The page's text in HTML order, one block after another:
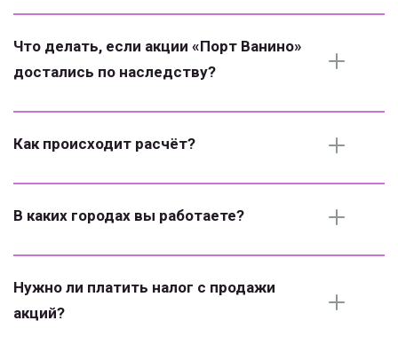
Что делать, если акции «Порт Ванино»
достались по наследству?
Как происходит расчёт?
В каких городах вы работаете?
Нужно ли платить налог с продажи
акций?